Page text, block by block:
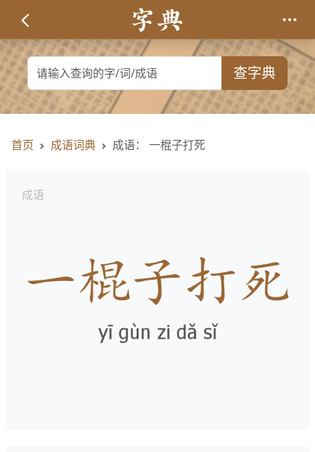
查字典
首页 成语词典 成语： 一棍子打死
成语